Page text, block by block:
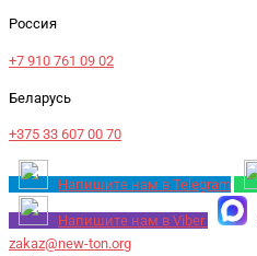
Россия
+7 910 761 09 02
Беларусь
+375 33 607 00 70
Напишите нам в Telegram
Напишите нам в Viber
zakaz@new-ton.org